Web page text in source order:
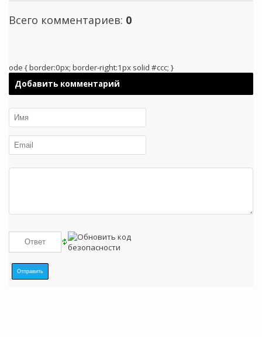
Всего комментариев: 0
ode { border:0px; border-right:1px solid #ccc; }
Добавить комментарий